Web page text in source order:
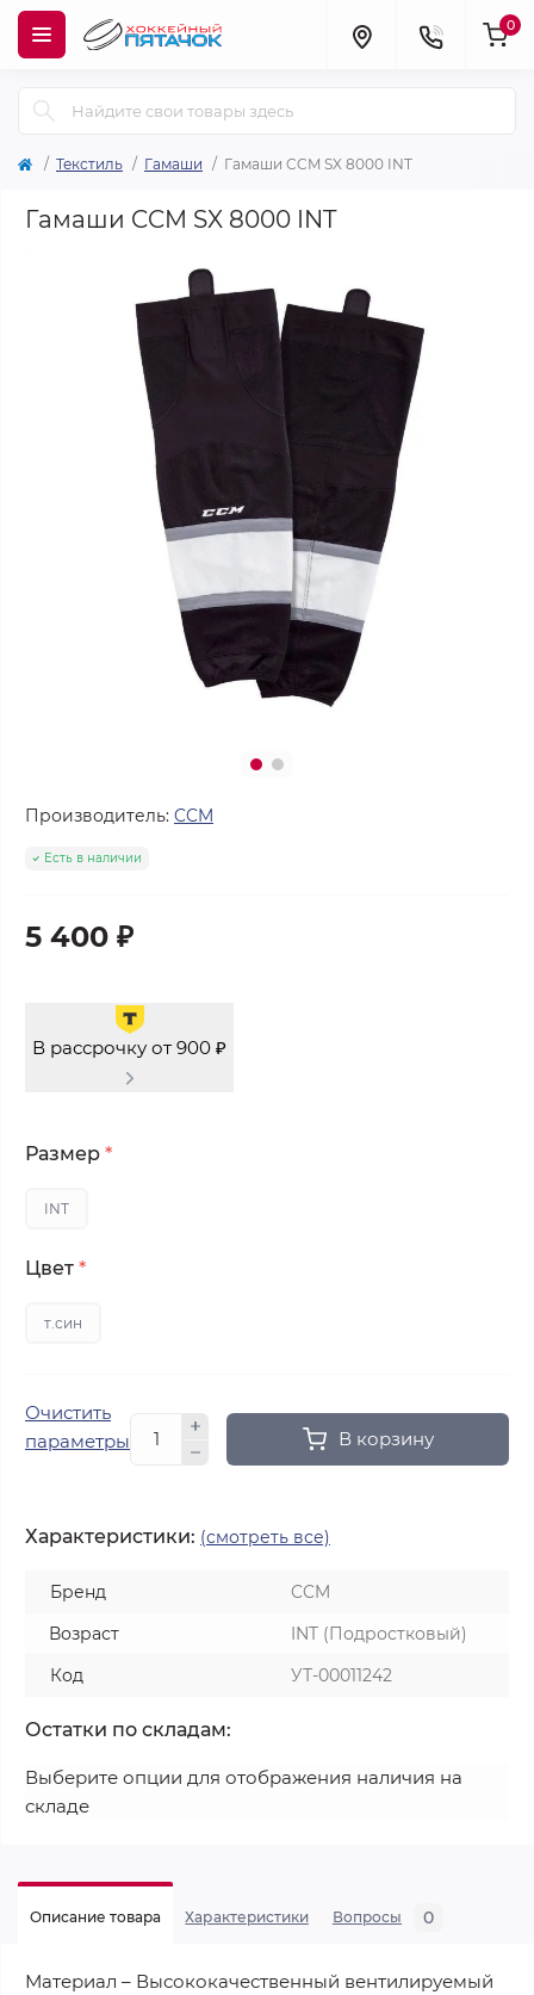
0
Текстиль Гамаши Гамаши CCM SX 8000 INT
Гамаши CCM SX 8000 INT
Производитель: CCM
Есть в наличии
5 400 ₽
В рассрочку от 900 ₽
Размер *
INT
Цвет *
т.син
Очистить
параметры
В корзину
Характеристики: (смотреть все)
Бренд
CCM
Возраст
INT (Подростковый)
Код
УТ-00011242
Остатки по складам:
Выберите опции для отображения наличия на
складе
Описание товара Характеристики Вопросы 0
Материал – Высококачественный вентилируемый